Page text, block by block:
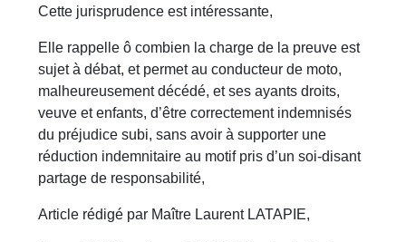
Cette jurisprudence est intéressante,
Elle rappelle ô combien la charge de la preuve est
sujet à débat, et permet au conducteur de moto,
malheureusement décédé, et ses ayants droits,
veuve et enfants, d’être correctement indemnisés
du préjudice subi, sans avoir à supporter une
réduction indemnitaire au motif pris d’un soi-disant
partage de responsabilité,
Article rédigé par Maître Laurent LATAPIE,